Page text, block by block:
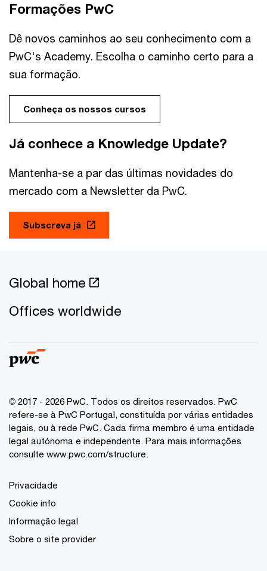
Formações PwC
Dê novos caminhos ao seu conhecimento com a
PwC's Academy. Escolha o caminho certo para a
sua formação.
Conheça os nossos cursos
Já conhece a Knowledge Update?
Mantenha-se a par das últimas novidades do
mercado com a Newsletter da PwC.
Subscreva já
Global home
Offices worldwide
© 2017 - 2026 PwC. Todos os direitos reservados. PwC
refere-se à PwC Portugal, constituída por várias entidades
legais, ou à rede PwC. Cada firma membro é uma entidade
legal autónoma e independente. Para mais informações
consulte www.pwc.com/structure.
Privacidade
Cookie info
Informação legal
Sobre o site provider